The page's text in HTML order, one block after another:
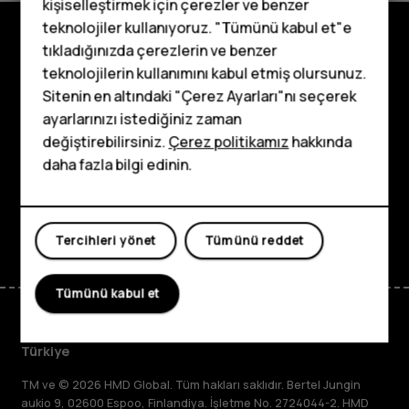
Tuşlu telefonlar
Çocuklar için
telefonlar
Keşfedin
Hakkında
Planet and people
FacebookInstagram
TiktokYoutubeLinkedinDiscord
Türkiye
TM ve © 2026 HMD Global. Tüm hakları saklıdır. Bertel Jungin
aukio 9, 02600 Espoo, Finlandiya. İşletme No. 2724044-2. HMD
kişiselleştirmek için çerezler ve benzer
teknolojiler kullanıyoruz. "Tümünü kabul et"e
tıkladığınızda çerezlerin ve benzer
teknolojilerin kullanımını kabul etmiş olursunuz.
Sitenin en altındaki "Çerez Ayarları"nı seçerek
ayarlarınızı istediğiniz zaman
değiştirebilirsiniz.Çerez politikamızhakkında
daha fazla bilgi edinin.
Tümünü reddet
Tercihleri yönet
Tümünü kabul et